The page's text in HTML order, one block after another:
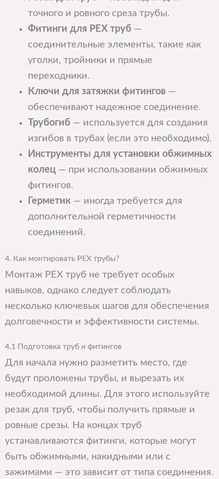
точного и ровного среза трубы.
Фитинги для PEX труб —
соединительные элементы, такие как
уголки, тройники и прямые
переходники.
Ключи для затяжки фитингов—
обеспечивают надежное соединение.
Трубогиб — используется для создания
изгибов в трубах (если это необходимо).
Инструменты для установки обжимных
колец— при использовании обжимных
фитингов.
Герметик — иногда требуется для
дополнительной герметичности
соединений.
4. Как монтировать PEX трубы?
Монтаж PEX труб не требует особых
навыков, однако следует соблюдать
несколько ключевых шагов для обеспечения
долговечности и эффективности системы.
4.1 Подготовка труб и фитингов
Для начала нужно разметить место, где
будут проложены трубы, и вырезать их
необходимой длины. Для этого используйте
резак для труб, чтобы получить прямые и
ровные срезы. На концах труб
устанавливаются фитинги, которые могут
быть обжимными, накидными или с
зажимами — это зависит от типа соединения.